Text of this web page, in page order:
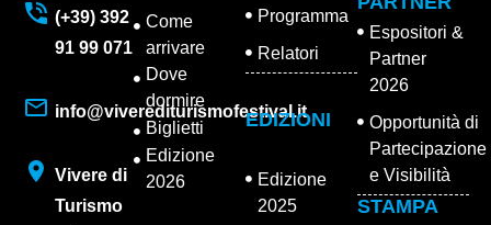
(+39) 392
91 99 071
info@viverediturismofestival.it
Vivere di
Turismo
Come
arrivare
Dove
dormire
Biglietti
Edizione
2026
Programma
Relatori
EDIZIONI
Edizione
2025
Espositori &
Partner
2026
Opportunità di
Partecipazione
e Visibilità
STAMPA